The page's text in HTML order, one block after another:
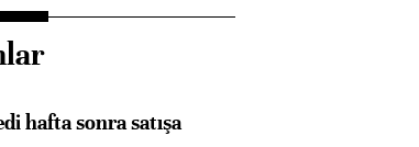
hafta sonra satışa